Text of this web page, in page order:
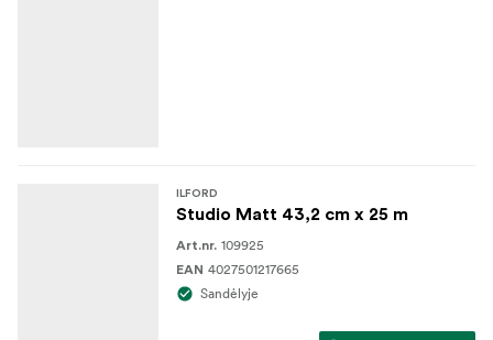
ILFORD
Studio Matt 43,2 cm x 25 m
Art.nr. 109925
EAN 4027501217665
Sandėlyje